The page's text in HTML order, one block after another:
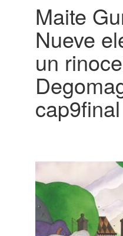
Maite
Nueve
un
cap9final